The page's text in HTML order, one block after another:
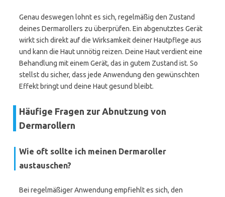
Genau deswegen lohnt es sich, regelmäßig den Zustand
deines Dermarollers zu überprüfen. Ein abgenutztes Gerät
wirkt sich direkt auf die Wirksamkeit deiner Hautpflege aus
und kann die Haut unnötig reizen. Deine Haut verdient eine
Behandlung mit einem Gerät, das in gutem Zustand ist. So
stellst du sicher, dass jede Anwendung den gewünschten
Effekt bringt und deine Haut gesund bleibt.
Häufige Fragen zur Abnutzung von
Dermarollern
Wie oft sollte ich meinen Dermaroller
austauschen?
Bei regelmäßiger Anwendung empfiehlt es sich, den